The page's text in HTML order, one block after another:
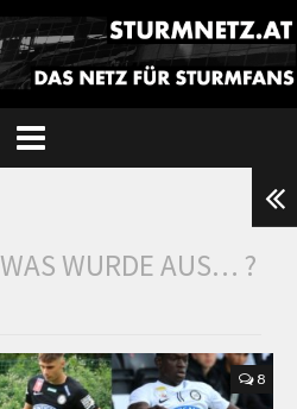
WAS WURDE AUS… ?
8